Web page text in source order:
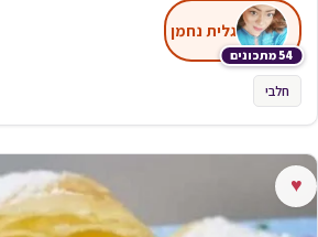
54 מתכונים
גלית נחמן
חלבי
♥